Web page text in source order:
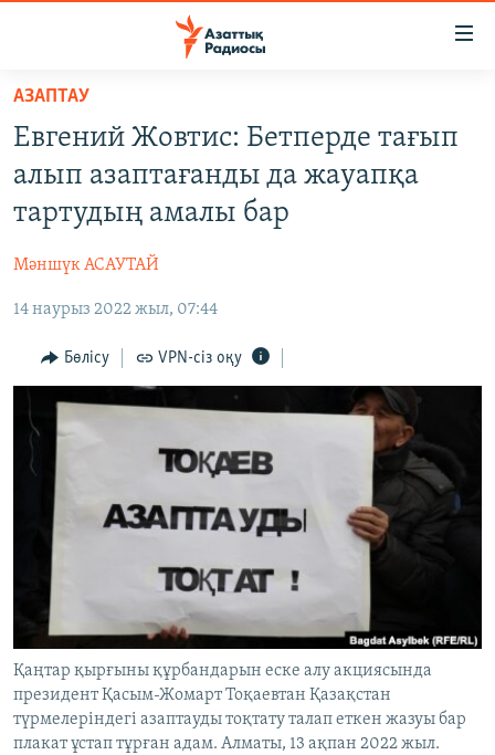
Skip
main
content
main
Navigation
Skip
Search
АДАМ ҚҰҚЫҚТАРЫ
ӘЛЕУМЕТ
ӘЛЕМ
АРНАЙЫ ЖОБАЛАР
Русский
ЖАЗЫЛЫҢЫЗ
Басқа тілдерде
АЗАПТАУ
Евгений Жовтис: Бетперде тағып
алып азаптағанды да жауапқа
тартудың амалы бар
Мәншүк АСАУТАЙ
14 наурыз 2022 жыл, 07:44
Бөлісу VPN-сіз оқу
Қаңтар қырғыны құрбандарын еске алу акциясында
президент Қасым-Жомарт Тоқаевтан Қазақстан
түрмелеріндегі азаптауды тоқтату талап еткен жазуы бар
плакат ұстап тұрған адам. Алматы, 13 ақпан 2022 жыл.